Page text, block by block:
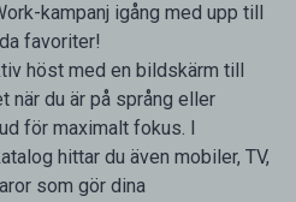
kampanj igång med upp till
favoriter!
höst med en bildskärm till
när du är på språng eller
för maximalt fokus. I
hittar du även mobiler, TV,
som gör dina